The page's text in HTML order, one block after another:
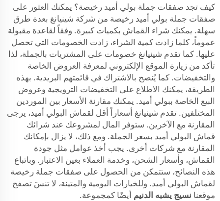
كيف تجد صفقات جملة بولي أميد رخيصة؟ يمكنك العثور على
صفقات جملة بولي أميد رخيصة من شركة شينيانغ بعدة طرق
سهلة. يمكنك شراء القماش بكميات كبيرة. وفقاً لقاعدة مقبولة
عموماً، كلما زادت كمية الشراء، زادت الخصومات التي تحصل
عليها. كما تقدم شينيانغ خصومات على المشتريات بالجملة، لذا
تأكد من زيارة الموقع الإلكتروني لمعرفة العروض الخاصة
والتخفيضات. كما يُنصح بالاشتراك في قائمتهم البريدية. بهذه
الطريقة، يمكنك الاطلاع على التخفيضات الترويجية وعروض
البيع الخاصة ببولي أميد. يمكنك مقارنة الأسعار بين الموردين
المختلفين. تقدم شينيانغ أسعاراً أقل لقماش البولي أميد، يرجى
المقارنة مع الآخرين. ستوفر المال لمشروعك عند شرائك
قماش البولي أميد بسعر الجملة. ومع ذلك، لا يزال بإمكانك
المقارنة مع شركات أخرى. يجب أخذ عوامل مثل جودة
القماش، وأسعار الشحن، وخدمة العملاء بعين الاعتبار. وباتباع
هذه النصائح، ستتمكن من الحصول على صفقات جملة رخيصة
لقماش البولي أميد. وللخيارات اليومية والمتينة، لا تنسَ تصفح
موقعنا نسيج يشبه الدنيم أيضًا كمجموعة.